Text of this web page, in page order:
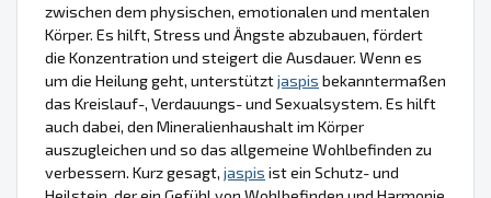
zwischen dem physischen, emotionalen und mentalen
Körper. Es hilft, Stress und Ängste abzubauen, fördert
die Konzentration und steigert die Ausdauer. Wenn es
um die Heilung geht, unterstütztjaspis bekanntermaßen
das Kreislauf-, Verdauungs- und Sexualsystem. Es hilft
auch dabei, den Mineralienhaushalt im Körper
auszugleichen und so das allgemeine Wohlbefinden zu
verbessern. Kurz gesagt, jaspis ist ein Schutz- und